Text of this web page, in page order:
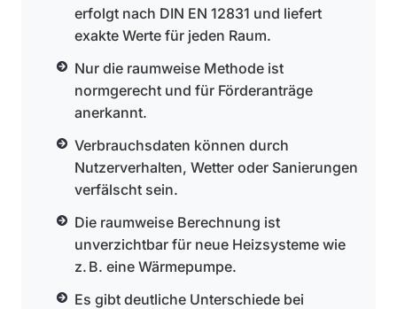
erfolgt nach DIN EN 12831 und liefert
exakte Werte für jeden Raum.
Nur die raumweise Methode ist
normgerecht und für Förderanträge
anerkannt.
Verbrauchsdaten können durch
Nutzerverhalten, Wetter oder Sanierungen
verfälscht sein.
Die raumweise Berechnung ist
unverzichtbar für neue Heizsysteme wie
z. B. eine Wärmepumpe.
Es gibt deutliche Unterschiede bei